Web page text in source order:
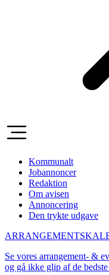
Kommunalt
Jobannoncer
Redaktion
Om avisen
Annoncering
Den trykte udgave
Se vores arrangement- &
og gå ikke glip af de